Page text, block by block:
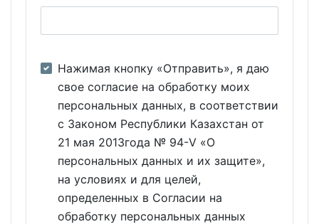
Нажимая кнопку «Отправить», я даю
свое согласие на обработку моих
персональных данных, в соответствии
с Законом Республики Казахстан от
21 мая 2013года № 94-V «О
персональных данных и их защите»,
на условиях и для целей,
определенных в Согласии на
обработку персональных данных